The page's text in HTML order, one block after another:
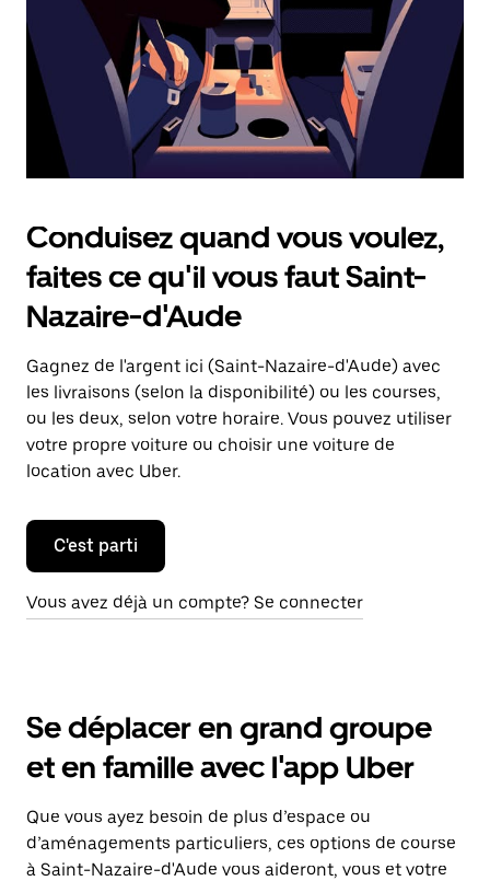
d'échappement
pour
fermer
calendrier.
Conduisez quand vous voulez,
faites ce qu'il vous faut Saint-
Nazaire-d'Aude
Gagnez de l'argent ici (Saint-Nazaire-d'Aude) avec
les livraisons (selon la disponibilité) ou les courses,
ou les deux, selon votre horaire. Vous pouvez utiliser
votre propre voiture ou choisir une voiture de
location avec Uber.
C'est parti
Vous avez déjà un compte? Se connecter
Se déplacer en grand groupe
et en famille avec l'app Uber
Que vous ayez besoin de plus d’espace ou
d’aménagements particuliers, ces options de course
à Saint-Nazaire-d'Aude vous aideront, vous et votre